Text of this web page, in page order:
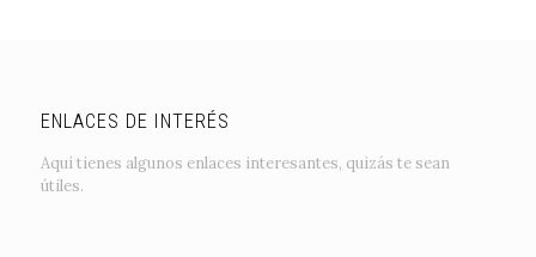
ENLACES DE INTERÉS
Aquí tienes algunos enlaces interesantes, quizás te sean
útiles.